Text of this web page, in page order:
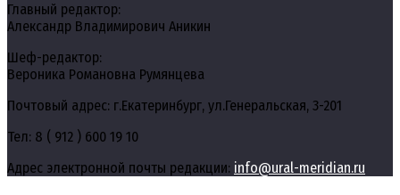
Главный редактор:
Александр Владимирович Аникин
Шеф-редактор:
Вероника Романовна Румянцева
Почтовый адрес: г.Екатеринбург, ул.Генеральская, 3-201
Тел: 8 ( 912 ) 600 19 10
Адрес электронной почты редакции: info@ural-meridian.ru